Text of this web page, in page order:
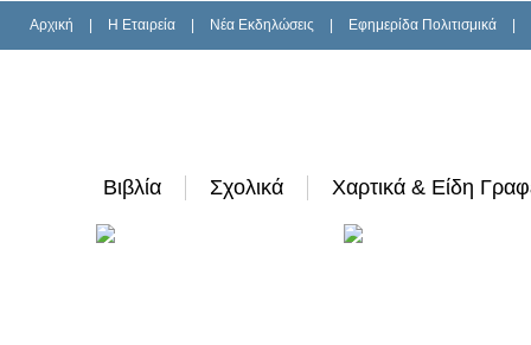
Αρχική H Εταιρεία Νέα Εκδηλώσεις Εφημερίδα Πολιτισμικά
Βιβλία Σχολικά Χαρτικά & Είδη